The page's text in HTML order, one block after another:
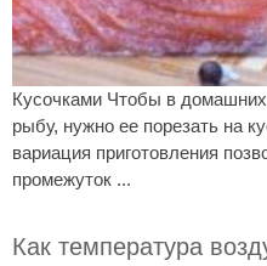
Кусочками Чтобы в
рыбу, нужно ее порезать на
вариация приготовления
промежуток ...
Как температура